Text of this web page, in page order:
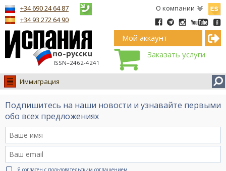
О компании
ISSN–2462-4241
+34 690 24 64 87
+34 93 272 64 90
Мой аккаунт
Заказать услуги
Испания
Иммиграция
Иммиграция
Лечение
Недвижимость
Подпишитесь на наши новости и узнавайте первыми
обо всех предложениях
Я согласен с пользовательским соглашением